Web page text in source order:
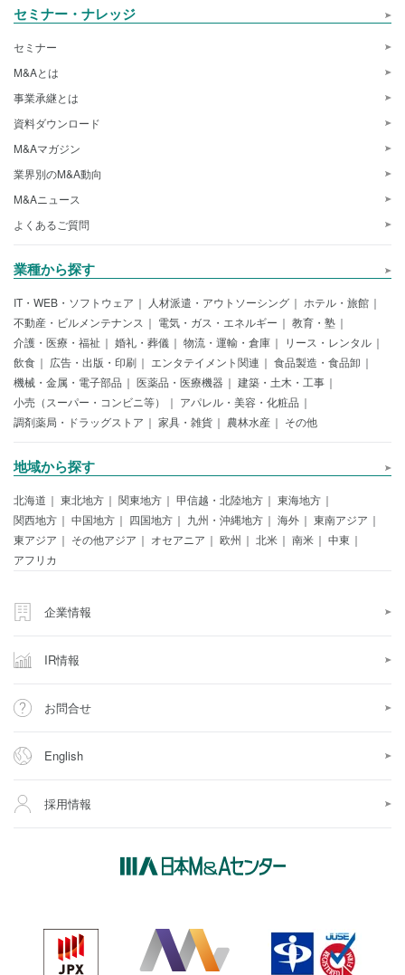
セミナー・ナレッジ
セミナー
M&Aとは
事業承継とは
資料ダウンロード
M&Aマガジン
業界別のM&A動向
M&Aニュース
よくあるご質問
業種から探す
IT・WEB・ソフトウェア 人材派遣・アウトソーシング
ホテル・旅館
不動産・ビルメンテナンス
電気・ガス・エネルギー
教育・塾
介護・医療・福祉
婚礼・葬儀 物流・運輸・倉庫
リース・レンタル
飲食
広告・出版・印刷 エンタテイメント関連
食品製造・食品卸
機械・金属・電子部品
医薬品・医療機器
建築・土木・工事
小売（スーパー・コンビニ等）
アパレル・美容・化粧品
調剤薬局・ドラッグストア
家具・雑貨 農林水産 その他
地域から探す
北海道 東北地方 関東地方 甲信越・北陸地方
東海地方
関西地方
中国地方 四国地方 九州・沖縄地方 海外
東南アジア
東アジア
その他アジア オセアニア 欧州 北米 南米
中東
アフリカ
企業情報
IR情報
お問合せ
English
採用情報